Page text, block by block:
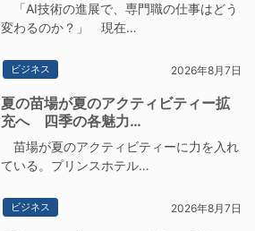
「AI技術の進展で、専門職の仕事はどう
変わるのか？」 現在…
ビジネス 2026年8月7日
夏の苗場が夏のアクティビティー拡
充へ 四季の各魅力…
苗場が夏のアクティビティーに力を入れ
ている。プリンスホテル…
ビジネス 2026年8月7日